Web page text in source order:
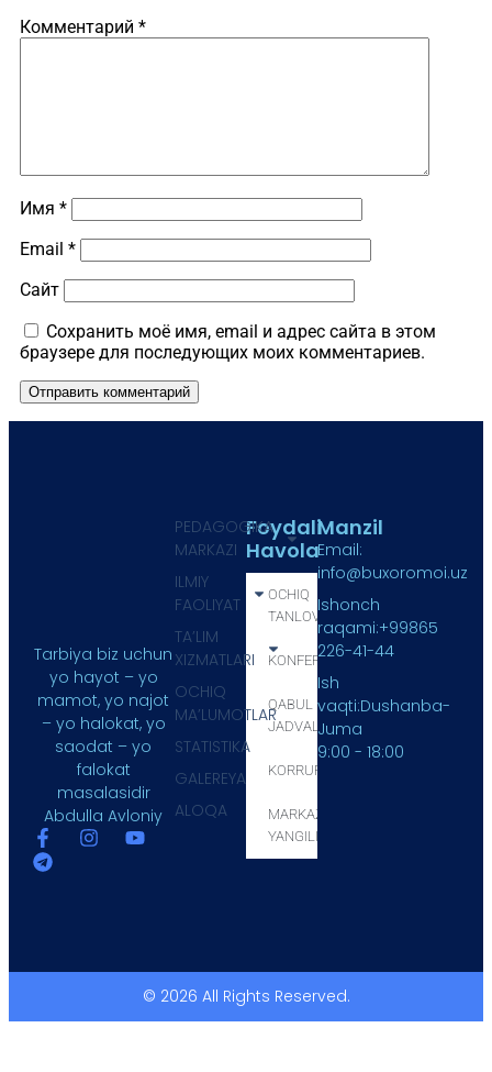
Комментарий *
Имя *
Email *
Сайт
Сохранить моё имя, email и адрес сайта в этом
браузере для последующих моих комментариев.
Tarbiya biz uchun
yo hayot – yo
mamot, yo najot
– yo halokat, yo
saodat – yo
falokat
masalasidir
Abdulla Avloniy
Foydali
Havola
OCHIQ
TANLOV
KONFERENSIYA
QABUL
JADVALI
KORRUPSIYA
MARKAZ
YANGILIKLARI
PEDAGOGIKA
MARKAZI
ILMIY
FAOLIYAT
TA’LIM
XIZMATLARI
OCHIQ
MA’LUMOTLAR
STATISTIKA
GALEREYA
ALOQA
Manzil
Email:
info@buxoromoi.uz
Ishonch
raqami:+99865
226-41-44
Ish
vaqti:Dushanba-
Juma
9:00 - 18:00
© 2026 All Rights Reserved.